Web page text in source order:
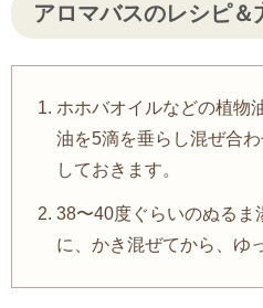
アロマバスのレシピ＆
ホホバオイルなどの植物
油を5滴を垂らし混ぜ合
しておきます。
38〜40度ぐらいのぬるま
に、かき混ぜてから、ゆ